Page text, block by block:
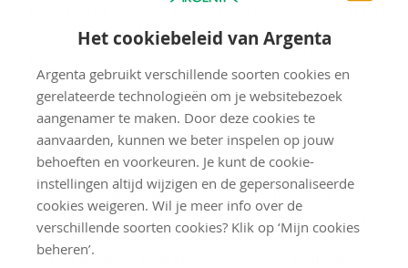
Het cookiebeleid van Argenta
Argenta gebruikt verschillende soorten cookies en
gerelateerde technologieën om je websitebezoek
aangenamer te maken. Door deze cookies te
aanvaarden, kunnen we beter inspelen op jouw
behoeften en voorkeuren. Je kunt de cookie-
instellingen altijd wijzigen en de gepersonaliseerde
cookies weigeren. Wil je meer info over de
verschillende soorten cookies? Klik op ‘Mijn cookies
beheren’.
overlijden virtueel verder leven of juist niet? Als je
paswoorden van socialemediasites opneemt en een
‘beheerder’ aanwijst voor deze informatie, kan dat
gemoedsrust brengen voor je nabestaanden.
Goed om te weten
Je houdt bij de opmaak van je testament best
rekening met je reservataire erfgenamen. Dat zijn je
echtgenoot en je afstammelingen (kinderen,
kleinkinderen als je kind al overleed, …). Zij worden